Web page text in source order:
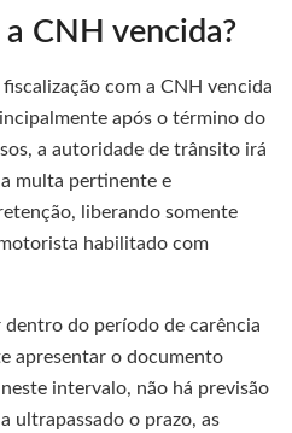
CNH vencida?
com a CNH vencida
após o término do
a autoridade de trânsito irá
multa pertinente e
liberando somente
habilitado com
do período de carência
apresentar o documento
intervalo, não há previsão
ultrapassado o prazo, as